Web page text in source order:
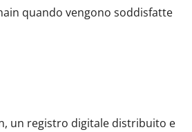
quando vengono soddisfatte
un registro digitale distribuito e